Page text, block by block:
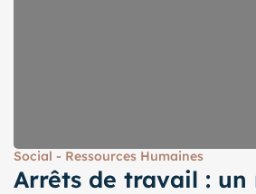
Social - Ressources Humaines
Arrêts de travail : un